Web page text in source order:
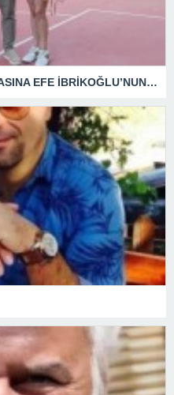
YENİLENEN BASKETBOL SAHASINA EFE İBRİKOĞLU’NUN ADI VERİLDİ